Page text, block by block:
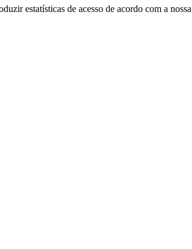
estatísticas de acesso de acordo com a nossa